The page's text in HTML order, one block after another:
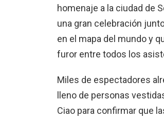
homenaje a la ciudad de
una gran celebración
en el mapa del mundo y
furor entre todos los
Miles de espectadores
lleno de personas
Ciao para confirmar que